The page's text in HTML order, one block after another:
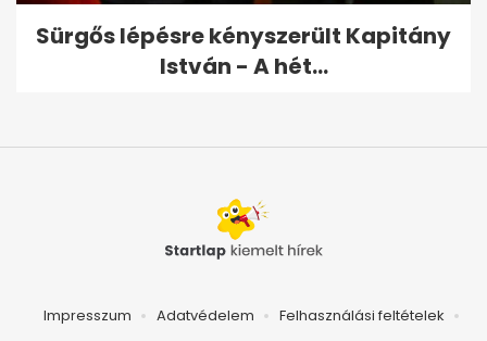
Sürgős lépésre kényszerült Kapitány
István - A hét...
Impresszum Adatvédelem
Felhasználási feltételek